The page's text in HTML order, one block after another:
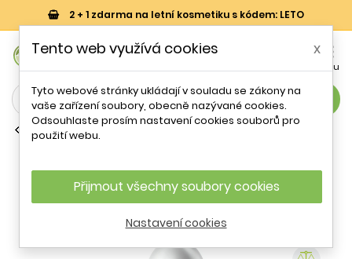
2 + 1 zdarma na letní kosmetiku s kódem: LETO

Menu
search
Šampony na barvené vlasy
Elumen (Color Shampoo) Goldwell -
250 ml
Tento web využívá cookies x
Tyto webové stránky ukládají v souladu se zákony na
vaše zařízení soubory, obecně nazývané cookies.
Odsouhlaste prosím nastavení cookies souborů pro
použití webu.
Přijmout všechny soubory cookies
Nastavení cookies